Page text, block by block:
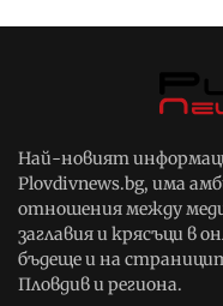
Най-новият
Plovdivnews.bg, има
отношения между
заглавия и крясъци в
бъдеще и на
Пловдив и региона.